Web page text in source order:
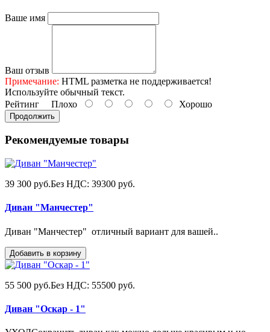
Ваше имя
Ваш отзыв
Примечание: HTML разметка не поддерживается!
Используйте обычный текст.
Рейтинг Плохо Хорошо
Продолжить
Рекомендуемые товары
39 300 руб.Без НДС: 39300 руб.
Диван "Манчестер"
Диван "Манчестер" отличный вариант для вашей..
Добавить в корзину
55 500 руб.Без НДС: 55500 руб.
Диван "Оскар - 1"